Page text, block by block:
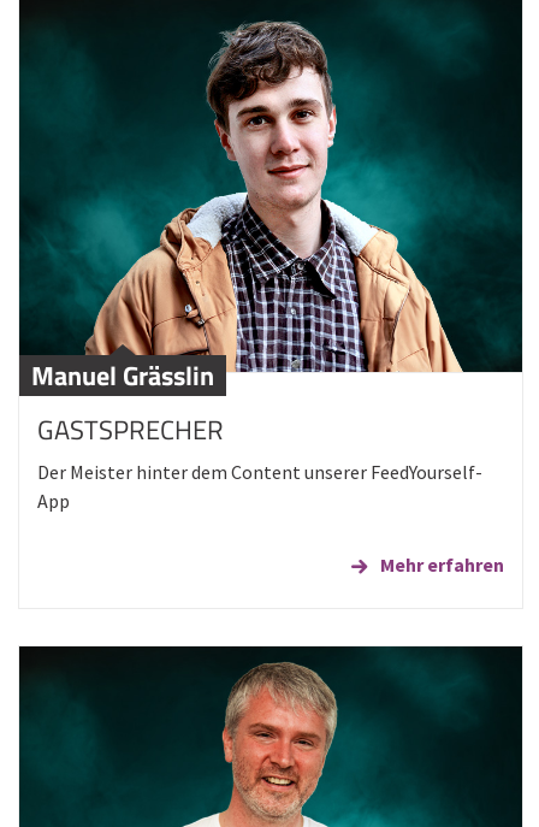
Manuel Grässlin
GASTSPRECHER
Der Meister hinter dem Content unserer FeedYourself-
App
Mehr erfahren